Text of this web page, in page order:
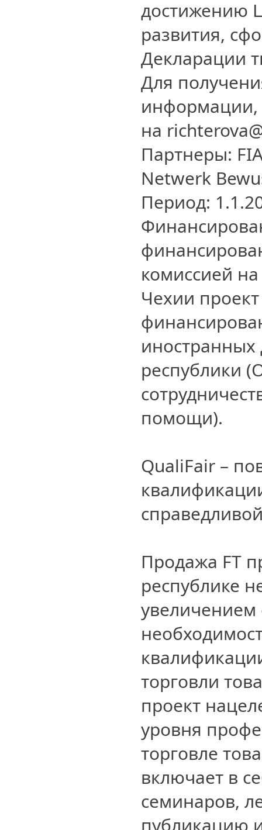
достижению
развития,
Декларации
Для
информации,
на
Партнеры:
Netwerk
Период:
комиссией
Чехии
республики
помощи).
QualiFair –
Продажа FT
республике
увеличением
торговли
проект
уровня
торговле
включает в
семинаров,
публикацию